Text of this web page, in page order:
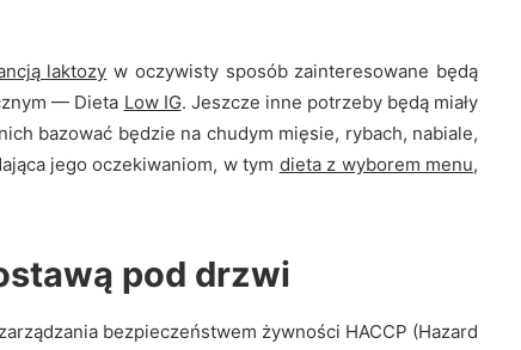
laktozy w oczywisty sposób zainteresowane będą
— Dieta Low IG. Jeszcze inne potrzeby będą miały
bazować będzie na chudym mięsie, rybach, nabiale,
jego oczekiwaniom, w tym dieta z wyborem menu,
pod drzwi
bezpieczeństwem żywności HACCP (Hazard